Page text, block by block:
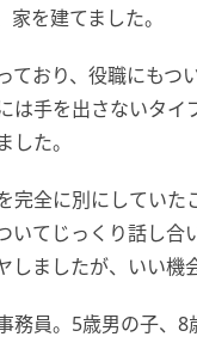
を建てました。
ており、役職にも
は手を出さないタ
た。
完全に別にしてい
いてじっくり話し
ましたが、いい機
務員。5歳男の子、